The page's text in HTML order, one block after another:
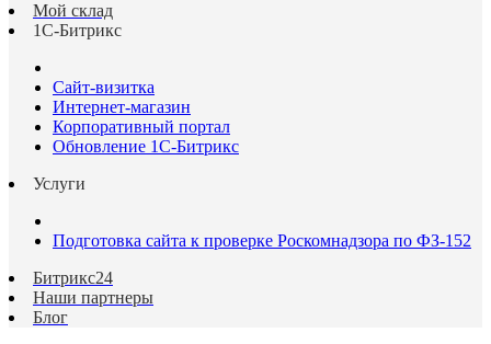
Мой склад
1С-Битрикс
Сайт-визитка
Интернет-магазин
Корпоративный портал
Обновление 1С-Битрикс
Услуги
Подготовка сайта к проверке Роскомнадзора по ФЗ-152
Битрикс24
Наши партнеры
Блог